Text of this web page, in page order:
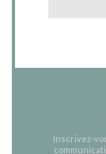
Inscrivez-